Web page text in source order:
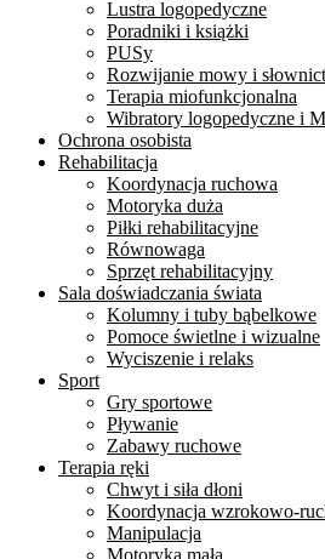
Lustra logopedyczne
Poradniki i książki
PUSy
Rozwijanie mowy i
Terapia miofunkcjonalna
Wibratory logopedyczne i
Ochrona osobista
Rehabilitacja
Koordynacja ruchowa
Motoryka duża
Piłki rehabilitacyjne
Równowaga
Sprzęt rehabilitacyjny
Sala doświadczania świata
Kolumny i tuby bąbelkowe
Pomoce świetlne i wizualne
Wyciszenie i relaks
Sport
Gry sportowe
Pływanie
Zabawy ruchowe
Terapia ręki
Chwyt i siła dłoni
Koordynacja wzrokowo-
Manipulacja